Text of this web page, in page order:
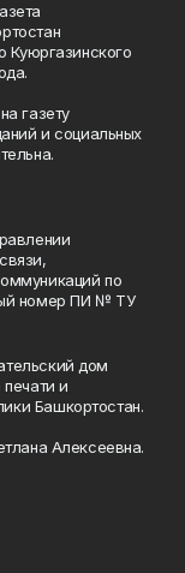
Куюргазинского
газету
и социальных
по
номер ПИ № ТУ
дом
и
Башкортостан.
Алексеевна.